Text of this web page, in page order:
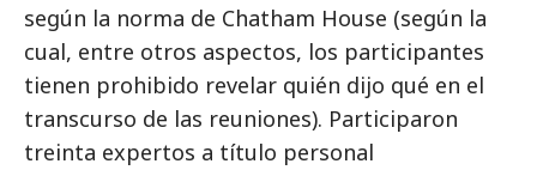
según la norma de Chatham House (según la
cual, entre otros aspectos, los participantes
tienen prohibido revelar quién dijo qué en el
transcurso de las reuniones). Participaron
treinta expertos a título personal